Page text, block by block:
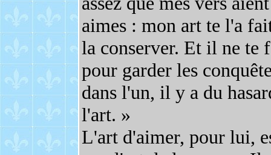
aimes : mon art te l'a
la conserver. Et il ne te
pour garder les
dans l'un, il y a du
l'art. »
L'art d'aimer, pour lui,